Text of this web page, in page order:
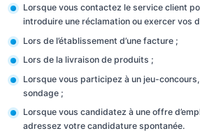
Lorsque vous contactez le service client
introduire une réclamation ou exercer vos
Lors de l’établissement d’une facture ;
Lors de la livraison de produits ;
Lorsque vous participez à un jeu-
sondage ;
Lorsque vous candidatez à une offre
adressez votre candidature spontanée.